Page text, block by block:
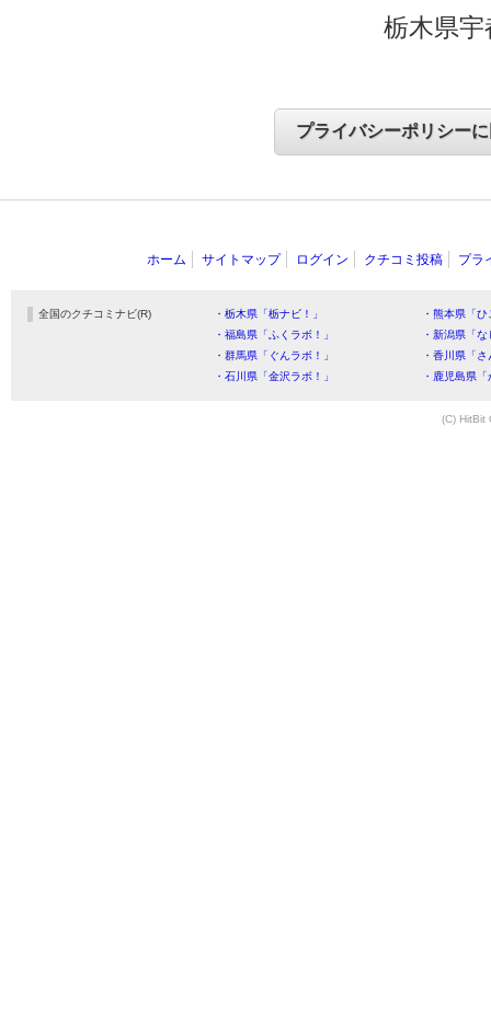
栃木県
ホーム サイトマップ ログイン クチコミ投稿 プラ
全国のクチコミナビ(R) ・栃木県「栃ナビ！」
・熊本県「
・福島県「ふくラボ！」
・新潟県「
・群馬県「ぐんラボ！」
・香川県「
・石川県「金沢ラボ！」
・鹿児島県
(C) HitBit